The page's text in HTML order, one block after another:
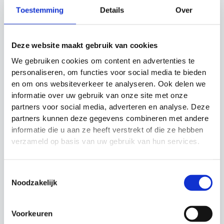
Toestemming Details Over
Deze website maakt gebruik van cookies
We gebruiken cookies om content en advertenties te
personaliseren, om functies voor social media te bieden
en om ons websiteverkeer te analyseren. Ook delen we
informatie over uw gebruik van onze site met onze
partners voor social media, adverteren en analyse. Deze
partners kunnen deze gegevens combineren met andere
informatie die u aan ze heeft verstrekt of die ze hebben
verzameld op basis van uw gebruik van hun services.
Noodzakelijk
Voorkeuren
Gerelateerde producten
Actie!
Actie!
Budget tussen €20 en
€30
was:
Actie!
Actie!
Agility Set Precision
Oorspronkelijke
Huidige
prijs